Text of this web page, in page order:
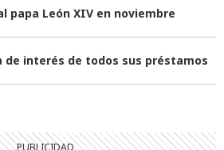
papa León XIV en noviembre
de interés de todos sus préstamos